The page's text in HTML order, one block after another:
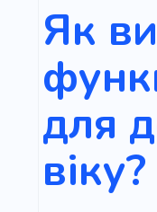
Як
для
віку?